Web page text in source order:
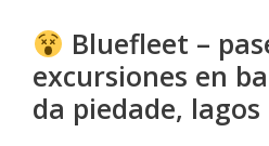
Bluefleet –
excursiones en
da piedade, lagos